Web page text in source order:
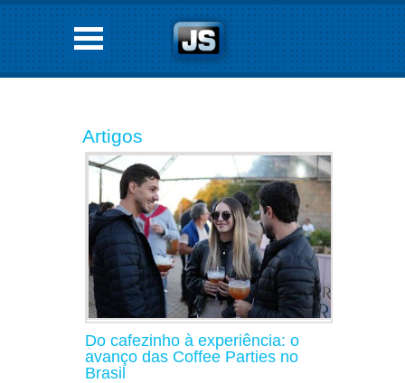
Artigos
Do cafezinho à experiência: o
avanço das Coffee Parties no
Brasil